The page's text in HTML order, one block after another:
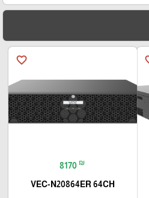
favorite_border
8170 ₪
VEC-N20864ER 64CH